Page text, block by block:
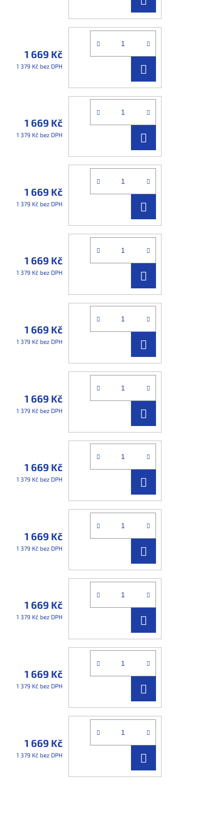
KOŠÍKU
1 669 Kč
1 379 Kč bez DPH
KOŠÍKU
1 669 Kč
1 379 Kč bez DPH
KOŠÍKU
1 669 Kč
1 379 Kč bez DPH
KOŠÍKU
1 669 Kč
1 379 Kč bez DPH
KOŠÍKU
1 669 Kč
1 379 Kč bez DPH
KOŠÍKU
1 669 Kč
1 379 Kč bez DPH
KOŠÍKU
1 669 Kč
1 379 Kč bez DPH
KOŠÍKU
1 669 Kč
1 379 Kč bez DPH
KOŠÍKU
1 669 Kč
1 379 Kč bez DPH
KOŠÍKU
1 669 Kč
1 379 Kč bez DPH
KOŠÍKU
1 669 Kč
1 379 Kč bez DPH
KOŠÍKU